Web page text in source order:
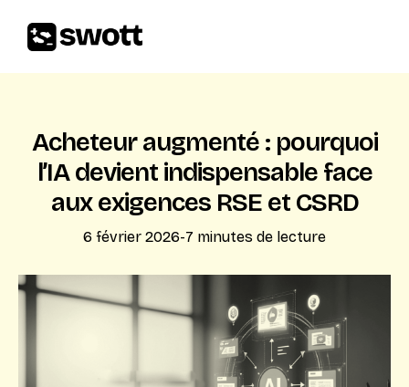
Acheteur augmenté : pourquoi
l’IA devient indispensable face
aux exigences RSE et CSRD
6 février 2026-7 minutes de lecture